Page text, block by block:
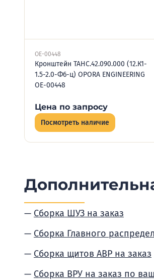
OE-00448
Кронштейн ТАНС.42.090.000 (12.К1-
1.5-2.0-Ф6-ц) OPORA ENGINEERING
OE-00448
Цена по запросу
Посмотреть наличие
Сборка ШУЗ на заказ
Сборка Главного
Сборка щитов АВР на заказ
Сборка ВРУ на заказ по